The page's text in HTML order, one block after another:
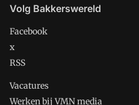
Volg Bakkerswereld
Facebook
x
RSS
Vacatures
Werken bij VMN media